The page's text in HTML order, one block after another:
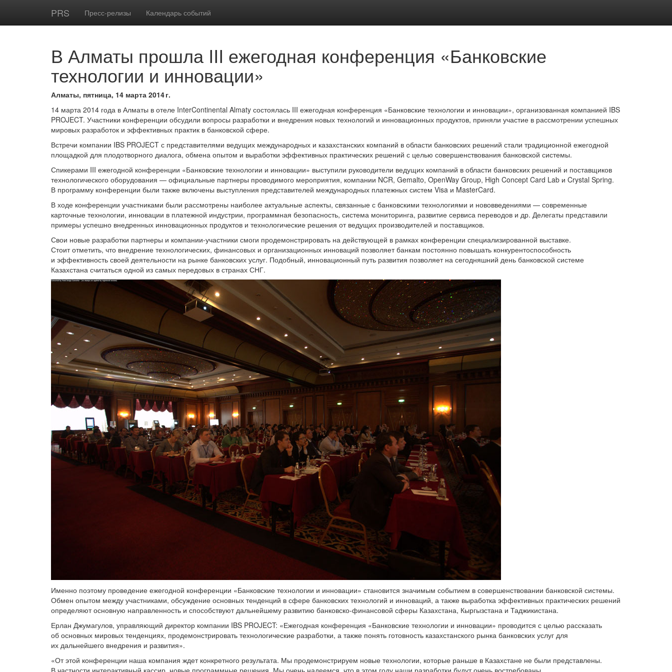
PRS Пресс-релизы Календарь событий
В Алматы прошла III ежегодная конференция «Банковские
технологии и инновации»
Алматы, пятница, 14 марта 2014 г.
14 марта 2014 года в Алматы в отеле InterContinental Almaty состоялась III ежегодная конференция «Банковские технологии и инновации», организованная компанией IBS
PROJECT. Участники конференции обсудили вопросы разработки и внедрения новых технологий и инновационных продуктов, приняли участие в рассмотрении успешных
мировых разработок и эффективных практик в банковской сфере.
Встречи компании IBS PROJECT с представителями ведущих международных и казахстанских компаний в области банковских решений стали традиционной ежегодной
площадкой для плодотворного диалога, обмена опытом и выработки эффективных практических решений с целью совершенствования банковской системы.
Спикерами III ежегодной конференции «Банковские технологии и инновации» выступили руководители ведущих компаний в области банковских решений и поставщиков
технологического оборудования — официальные партнеры проводимого мероприятия, компании NCR, Gemalto, OpenWay Group, High Concept Card Lab и Crystal Spring.
В программу конференции были также включены выступления представителей международных платежных систем Visa и MasterCard.
В ходе конференции участниками были рассмотрены наиболее актуальные аспекты, связанные с банковскими технологиями и нововведениями — современные
карточные технологии, инновации в платежной индустрии, программная безопасность, система мониторинга, развитие сервиса переводов и др. Делегаты представили
примеры успешно внедренных инновационных продуктов и технологические решения от ведущих производителей и поставщиков.
Свои новые разработки партнеры и компании-участники смоги продемонстрировать на действующей в рамках конференции специализированной выставке.
Стоит отметить, что внедрение технологических, финансовых и организационных инноваций позволяет банкам постоянно повышать конкурентоспособность
и эффективность своей деятельности на рынке банковских услуг. Подобный, инновационный путь развития позволяет на сегодняшний день банковской системе
Казахстана считаться одной из самых передовых в странах СНГ.
Именно поэтому проведение ежегодной конференции «Банковские технологии и инновации» становится значимым событием в совершенствовании банковской системы.
Обмен опытом между участниками, обсуждение основных тенденций в сфере банковских технологий и инноваций, а также выработка эффективных практических решений
определяют основную направленность и способствуют дальнейшему развитию банковско-финансовой сферы Казахстана, Кыргызстана и Таджикистана.
Ерлан Джумагулов, управляющий директор компании IBS PROJECT: «Ежегодная конференция «Банковские технологии и инновации» проводится с целью рассказать
об основных мировых тенденциях, продемонстрировать технологические разработки, а также понять готовность казахстанского рынка банковских услуг для
их дальнейшего внедрения и развития».
«От этой конференции наша компания ждет конкретного результата. Мы продемонстрируем новые технологии, которые раньше в Казахстане не были представлены.
В частности интерактивный кассир, новые программные решения. Мы очень надеемся, что в этом году наши разработки будут очень востребованы.